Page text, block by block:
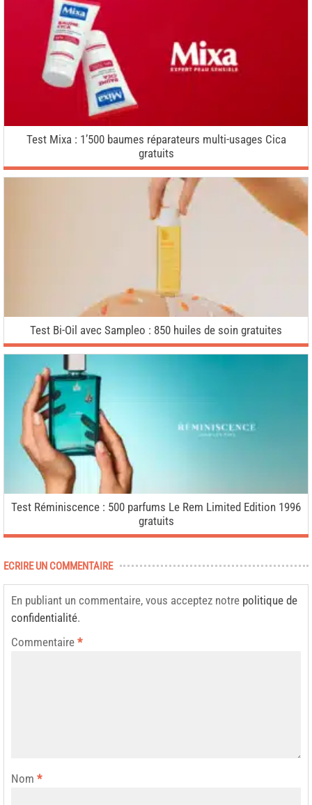
Test Mixa : 1’500 baumes réparateurs multi-usages Cica
gratuits
Test Bi-Oil avec Sampleo : 850 huiles de soin gratuites
Test Réminiscence : 500 parfums Le Rem Limited Edition 1996
gratuits
ECRIRE UN COMMENTAIRE
En publiant un commentaire, vous acceptez notre politique de
confidentialité.
Commentaire *
Nom *